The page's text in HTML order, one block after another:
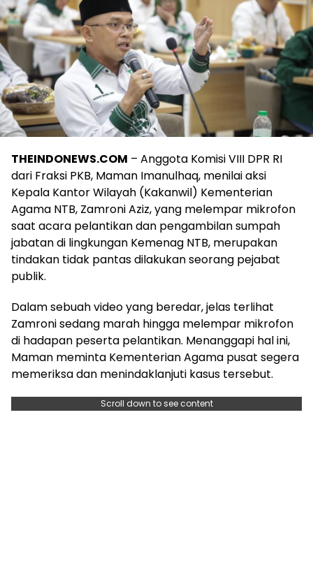
THEINDONEWS.COM – Anggota Komisi VIII DPR RI
dari Fraksi PKB, Maman Imanulhaq, menilai aksi
Kepala Kantor Wilayah (Kakanwil) Kementerian
Agama NTB, Zamroni Aziz, yang melempar mikrofon
saat acara pelantikan dan pengambilan sumpah
jabatan di lingkungan Kemenag NTB, merupakan
tindakan tidak pantas dilakukan seorang pejabat
publik.
Dalam sebuah video yang beredar, jelas terlihat
Zamroni sedang marah hingga melempar mikrofon
di hadapan peserta pelantikan. Menanggapi hal ini,
Maman meminta Kementerian Agama pusat segera
memeriksa dan menindaklanjuti kasus tersebut.
Scroll down to see content